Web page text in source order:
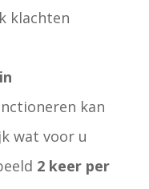
klachten
kan
wat voor u
2 keer per